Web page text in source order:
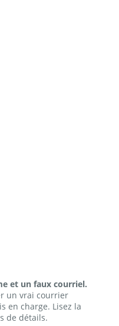
et un faux courriel.
un vrai courrier
en charge. Lisez la
de détails.